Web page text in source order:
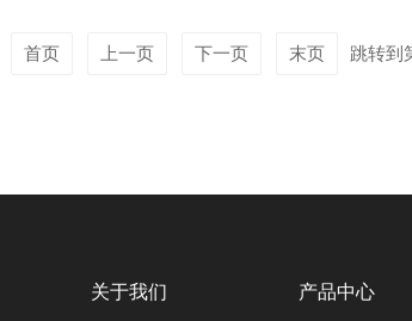
首页 上一页 下一页 末页 跳转到
关于我们 产品中心